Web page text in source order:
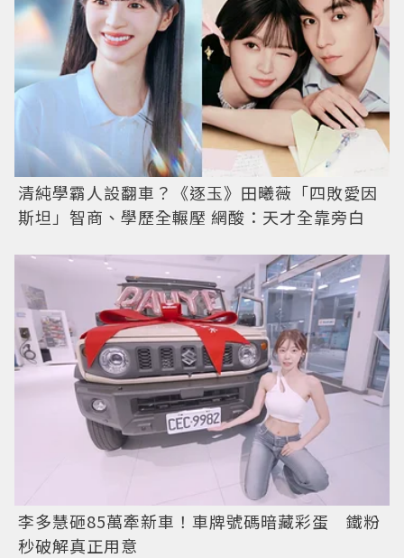
清純學霸人設翻車？《逐玉》田曦薇「四敗愛因
斯坦」智商、學歷全輾壓 網酸：天才全靠旁白
李多慧砸85萬牽新車！車牌號碼暗藏彩蛋 鐵粉
秒破解真正用意